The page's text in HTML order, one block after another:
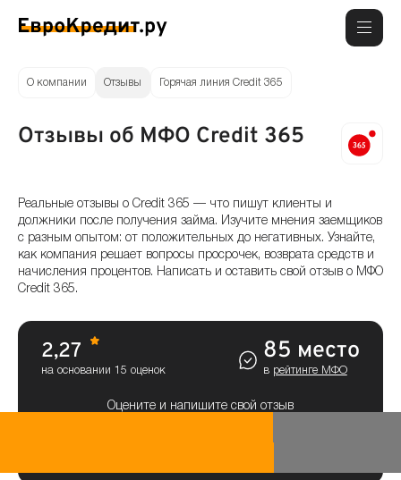
О компании Отзывы Горячая линия Credit 365
Отзывы об МФО Credit 365
Реальные отзывы о Credit 365 — что пишут клиенты и
должники после получения займа. Изучите мнения заемщиков
с разным опытом: от положительных до негативных. Узнайте,
как компания решает вопросы просрочек, возврата средств и
начисления процентов. Написать и оставить свой отзыв о МФО
Credit 365.
2,27
на основании 15 оценок
85 место
в рейтинге МФО
Оцените и напишите свой отзыв